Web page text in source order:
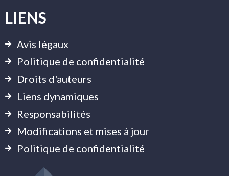
LIENS
Avis légaux
Politique de confidentialité
Droits d'auteurs
Liens dynamiques
Responsabilités
Modifications et mises à jour
Politique de confidentialité